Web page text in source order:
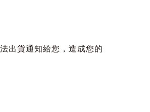
出貨通知給您，造成您的